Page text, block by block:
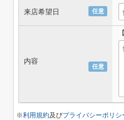
任意
来店希望日
任意
内容
※利用規約及びプライバシーポリシ